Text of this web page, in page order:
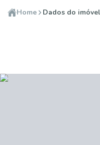
Home Dados do imóvel